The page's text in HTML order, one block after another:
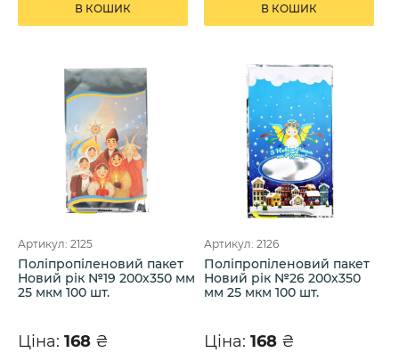
В КОШИК В КОШИК
Артикул: 2125
Поліпропіленовий пакет
Новий рік №19 200х350 мм
25 мкм 100 шт.
Ціна: 168 ₴
Артикул: 2126
Поліпропіленовий пакет
Новий рік №26 200х350
мм 25 мкм 100 шт.
Ціна: 168 ₴